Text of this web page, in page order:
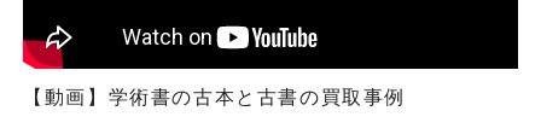
【動画】学術書の古本と古書の買取事例